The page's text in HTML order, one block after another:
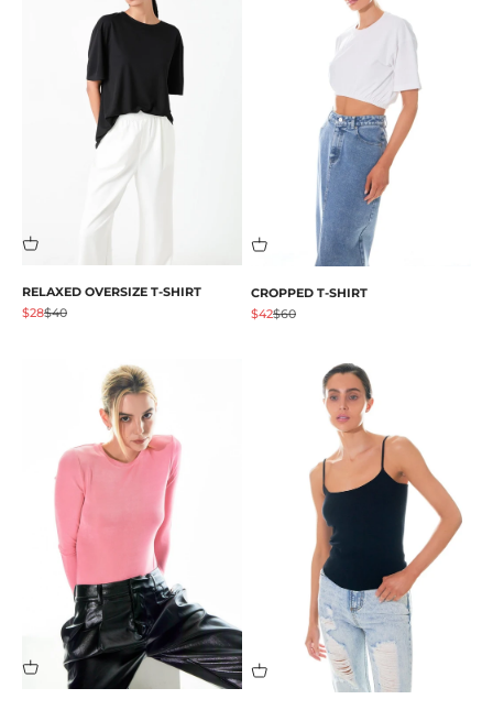
RELAXED OVERSIZE T-SHIRT
促销价格
$28原价
$40
CROPPED T-SHIRT
促销价格
$42原价
$60